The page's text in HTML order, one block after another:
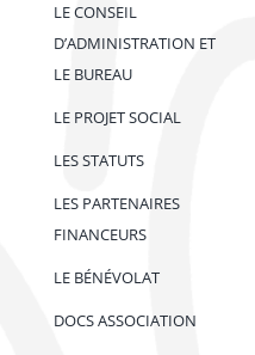
LE CONSEIL
D’ADMINISTRATION ET
LE BUREAU
LE PROJET SOCIAL
LES STATUTS
LES PARTENAIRES
FINANCEURS
LE BÉNÉVOLAT
DOCS ASSOCIATION